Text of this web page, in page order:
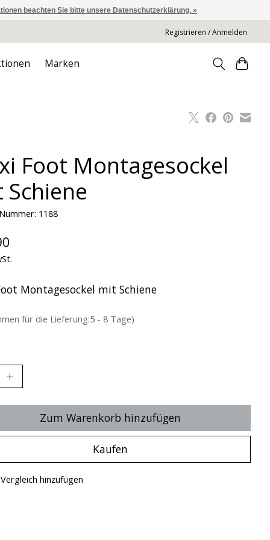
Registrieren / Anmelden
Marken
Foot Montagesockel
Schiene
1188
Montagesockel mit Schiene
für die Lieferung:5 - 8 Tage)
Zum Warenkorb hinzufügen
Kaufen
hinzufügen
beachten Sie bitte unsere Datenschutzerklärung. »